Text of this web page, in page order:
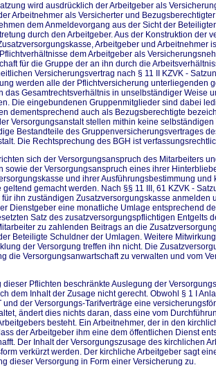
wird ausdrücklich der Arbeitgeber als
Arbeitnehmer als Versicherter und
dem Anmeldevorgang aus der Sicht der
durch den Arbeitgeber. Aus der Konstruktion der
Arbeitgeber und Arbeitnehmer
dem Arbeitgeber als
für die Gruppe der an ihn durch die
Versicherungsvertrag nach § 11 II KZVK -
werden alle der Pflichtversicherung unterliegenden
das Gesamtrechtsverhältnis in unselbständiger Weise
Die eingebundenen Gruppenmitglieder sind dabei
dementsprechend auch als Bezugsberechtigte
Versorgungsanstalt stellen mithin keine
Bestandteile des Gruppenversicherungsvertrages
Die Rechtsprechung des BGH ist
richten sich der Versorgungsanspruch des Mitarbeiters
sowie der Versorgungsanspruch eines ihrer
und ihrer Ausführungsbestimmung
gemacht werden. Nach §§ 11 III, 61 KZVK -
ihn zuständigen Zusatzversorgungskasse anmelden
Dienstgeber eine monatliche Umlage entsprechend
Satz des zusatzversorgungspflichtigen Entgelts
zu zahlenden Beitrags an die
Beteiligte Schuldner der Umlagen. Weitere
der Versorgung treffen ihn nicht. Die
die Versorgungsanwartschaft zu verwalten und vom
dieser Pflichten beschränkte Auslegung der
dem Inhalt der Zusage nicht gerecht. Obwohl § 1 I
und der Versorgungs-Tarifverträge eine
ändert dies nichts daran, dass eine vom
besteht. Ein Arbeitnehmer, der in den
der Arbeitgeber ihm eine dem öffentlichen Dienst
Der Inhalt der Versorgungszusage des kirchlichen
verkürzt werden. Der kirchliche Arbeitgeber sagt
dieser Versorgung in Form einer Versicherung zu.